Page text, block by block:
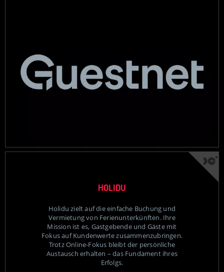
HOLIDU
Holidu zielt auf die einfache Buchung und
Vermietung von Ferienunterkünften. Ihre
Mission ist es, Gastgebende und Gäste mit
Fokus auf Kundenwerte zusammenzubringen.
Trotz Online-Fokus bleibt der persönliche
Austausch erhalten – das Fundament ihres
Erfolgs.